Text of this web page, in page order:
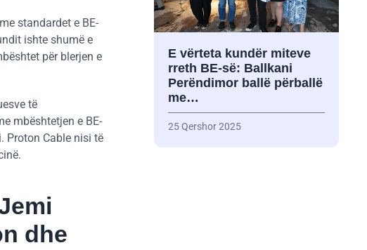
standardet e BE-
ishte shumë e
për blerjen e
të
mbështetjen e BE-
Proton Cable nisi të
dhe
E vërteta kundër miteve
rreth BE-së: Ballkani
Perëndimor ballë përballë
me…
25 Qershor 2025